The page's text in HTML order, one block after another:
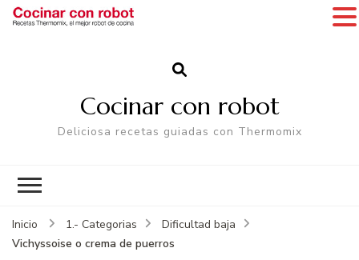
Cocinar con robot
Deliciosa recetas guiadas con Thermomix
Inicio 1.- Categorias
Dificultad baja
Vichyssoise o crema de puerros